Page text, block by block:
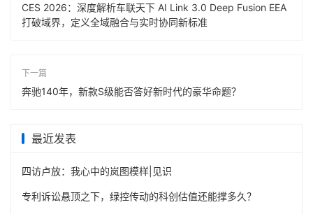
CES 2026：深度解析车联天下 AI Link 3.0 Deep Fusion EEA
打破域界，定义全域融合与实时协同新标准
下一篇
奔驰140年，新款S级能否答好新时代的豪华命题？
最近发表
四访卢放：我心中的岚图模样|见识
专利诉讼悬顶之下，绿控传动的科创估值还能撑多久？